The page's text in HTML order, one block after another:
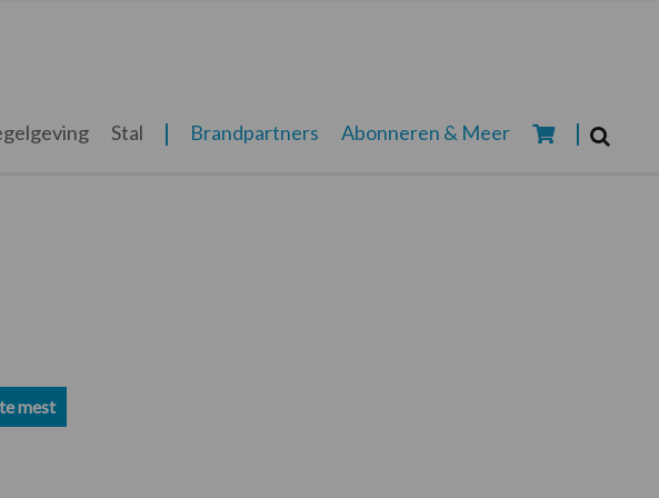
Stal Brandpartners Abonneren & Meer
mest